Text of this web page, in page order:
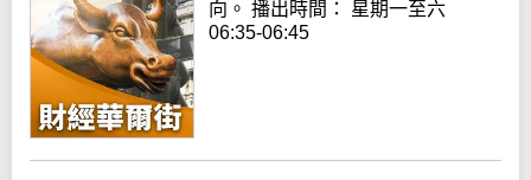
向。 播出時間： 星期一至六
06:35-06:45